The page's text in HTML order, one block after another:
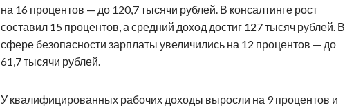
на 16 процентов — до 120,7 тысячи рублей. В консалтинге рост
составил 15 процентов, а средний доход достиг 127 тысяч рублей. В
сфере безопасности зарплаты увеличились на 12 процентов — до
61,7 тысячи рублей.
У квалифицированных рабочих доходы выросли на 9 процентов и